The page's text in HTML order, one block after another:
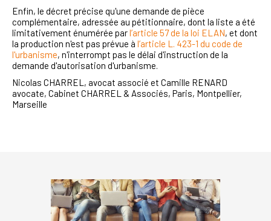
Enfin, le décret précise qu'une demande de pièce
complémentaire, adressée au pétitionnaire, dont la liste a été
limitativement énumérée parl’article 57 de la loi ELAN, et dont
la production n'est pas prévue à l’article L. 423-1 du code de
l'urbanisme, n'interrompt pas le délai d'instruction de la
demande d'autorisation d'urbanisme.
Nicolas CHARREL, avocat associé et Camille RENARD
avocate, Cabinet CHARREL & Associés, Paris, Montpellier,
Marseille